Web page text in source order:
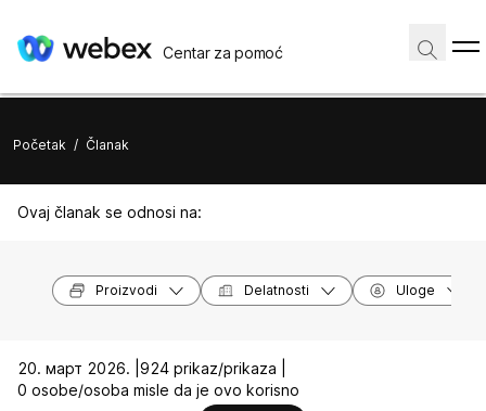
Centar za pomoć
Početak / Članak
Ovaj članak se odnosi na:
Proizvodi Delatnosti Uloge
20. март 2026. | 924 prikaz/prikaza |
0 osobe/osoba misle da je ovo korisno